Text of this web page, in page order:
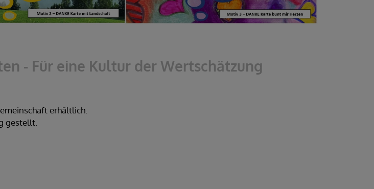
- Für eine Kultur der Wertschätzung
erhältlich.
gestellt.